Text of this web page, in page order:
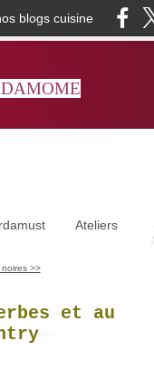
blogs cuisine
Ateliers
>>
et au